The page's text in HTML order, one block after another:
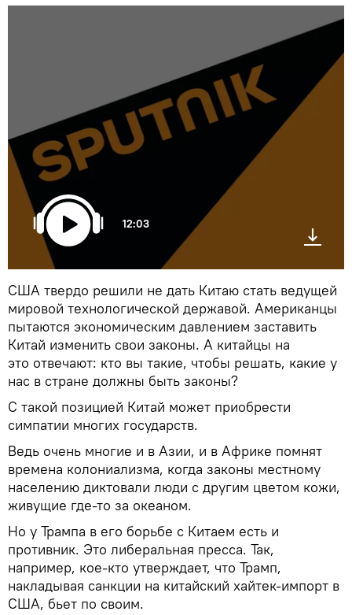
12:03
США твердо решили не дать Китаю стать ведущей
мировой технологической державой. Американцы
пытаются экономическим давлением заставить
Китай изменить свои законы. А китайцы на
это отвечают: кто вы такие, чтобы решать, какие у
нас в стране должны быть законы?
С такой позицией Китай может приобрести
симпатии многих государств.
Ведь очень многие и в Азии, и в Африке помнят
времена колониализма, когда законы местному
населению диктовали люди с другим цветом кожи,
живущие где-то за океаном.
Но у Трампа в его борьбе с Китаем есть и
противник. Это либеральная пресса. Так,
например, кое-кто утверждает, что Трамп,
накладывая санкции на китайский хайтек-импорт в
США, бьет по своим.